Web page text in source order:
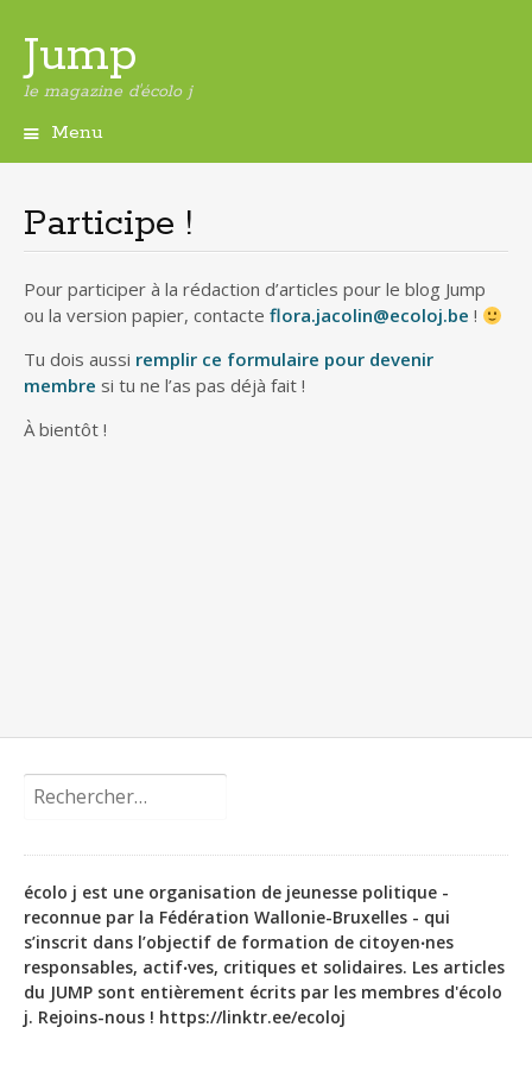
Jump
le magazine d'écolo j
Menu
principal
Participe !
Pour participer à la rédaction d’articles pour le blog Jump
ou la version papier, contacte flora.jacolin@ecoloj.be !
Tu dois aussi remplir ce formulaire pour devenir
membre si tu ne l’as pas déjà fait !
À bientôt !
écolo j est une organisation de jeunesse politique -
reconnue par la Fédération Wallonie-Bruxelles - qui
s’inscrit dans l’objectif de formation de citoyen‧nes
responsables, actif‧ves, critiques et solidaires. Les articles
du JUMP sont entièrement écrits par les membres d'écolo
j. Rejoins-nous ! https://linktr.ee/ecoloj